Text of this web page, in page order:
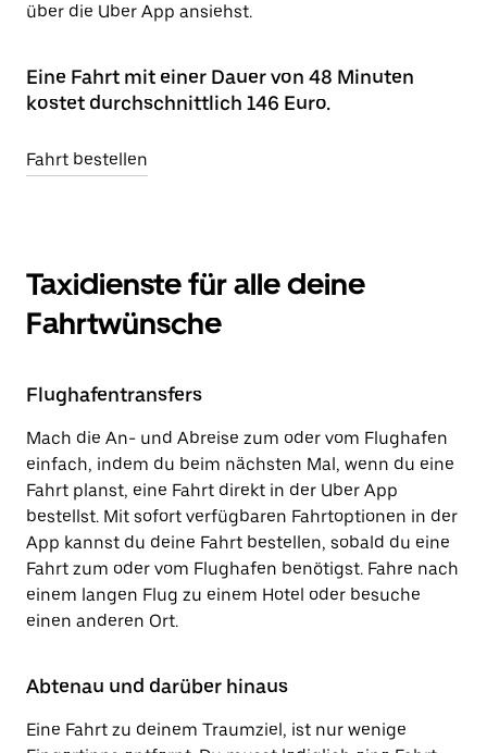
über die Uber App ansiehst.
Eine Fahrt mit einer Dauer von 48 Minuten
kostet durchschnittlich 146 Euro.
Fahrt bestellen
Taxidienste für alle deine
Fahrtwünsche
Flughafentransfers
Mach die An- und Abreise zum oder vom Flughafen
einfach, indem du beim nächsten Mal, wenn du eine
Fahrt planst, eine Fahrt direkt in der Uber App
bestellst. Mit sofort verfügbaren Fahrtoptionen in der
App kannst du deine Fahrt bestellen, sobald du eine
Fahrt zum oder vom Flughafen benötigst. Fahre nach
einem langen Flug zu einem Hotel oder besuche
einen anderen Ort.
Abtenau und darüber hinaus
Eine Fahrt zu deinem Traumziel, ist nur wenige